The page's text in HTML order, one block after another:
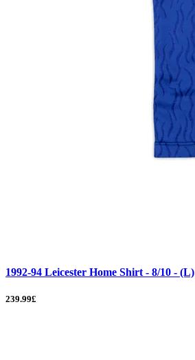
1992-94 Leicester Home Shirt - 8/10 - (L)
239.99£